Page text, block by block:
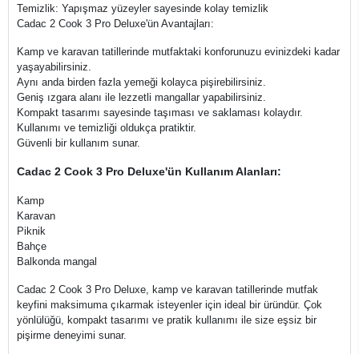
Temizlik: Yapışmaz yüzeyler sayesinde kolay temizlik
Cadac 2 Cook 3 Pro Deluxe'ün Avantajları:
Kamp ve karavan tatillerinde mutfaktaki konforunuzu evinizdeki kadar
yaşayabilirsiniz.
Aynı anda birden fazla yemeği kolayca pişirebilirsiniz.
Geniş ızgara alanı ile lezzetli mangallar yapabilirsiniz.
Kompakt tasarımı sayesinde taşıması ve saklaması kolaydır.
Kullanımı ve temizliği oldukça pratiktir.
Güvenli bir kullanım sunar.
Cadac 2 Cook 3 Pro Deluxe'ün Kullanım Alanları:
Kamp
Karavan
Piknik
Bahçe
Balkonda mangal
Cadac 2 Cook 3 Pro Deluxe, kamp ve karavan tatillerinde mutfak
keyfini maksimuma çıkarmak isteyenler için ideal bir üründür. Çok
yönlülüğü, kompakt tasarımı ve pratik kullanımı ile size eşsiz bir
pişirme deneyimi sunar.